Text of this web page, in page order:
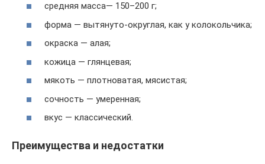
средняя масса— 150–200 г;
форма — вытянуто-округлая, как у колокольчика;
окраска — алая;
кожица — глянцевая;
мякоть — плотноватая, мясистая;
сочность — умеренная;
вкус — классический.
Преимущества и недостатки